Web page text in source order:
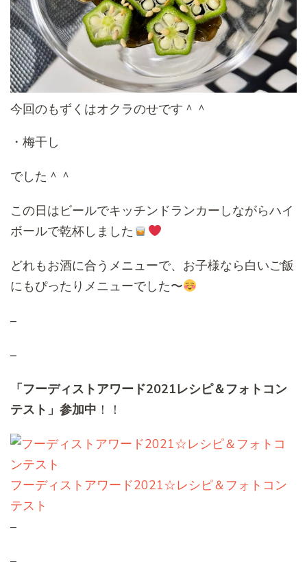
今回のもずくはオクラのせです＾＾
・梅干し
でした＾＾
この日はビールでキッチンドランカーしながらハイ
ボールで乾杯しました
どれもお酒に合うメニューで、お子様なら白いご飯
にもぴったりメニューでした〜
–
–
「フーディストアワード2021レシピ＆フォトコン
テスト」参加中 ！！
フーディストアワード2021☆レシピ＆フォトコン
テスト
–